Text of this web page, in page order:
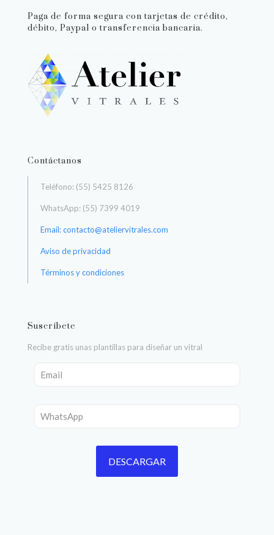
Paga de forma segura con tarjetas de crédito,
débito, Paypal o transferencia bancaria.
Contáctanos
Teléfono: (55) 5425 8126
WhatsApp: (55) 7399 4019
Email: contacto@ateliervitrales.com
Aviso de privacidad
Términos y condiciones
Suscríbete
Recibe gratis unas plantillas para diseñar un vitral